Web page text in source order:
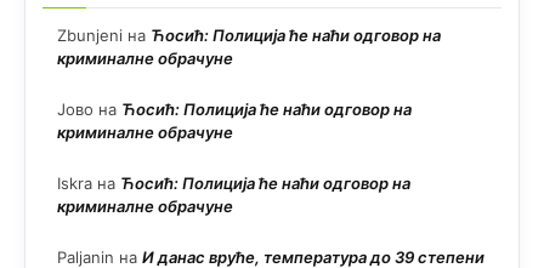
Zbunjeni на Ћосић: Полиција ће наћи одговор на
криминалне обрачуне
Јово на Ћосић: Полиција ће наћи одговор на
криминалне обрачуне
Iskra на Ћосић: Полиција ће наћи одговор на
криминалне обрачуне
Paljanin на И данас вруће, температура до 39 степени